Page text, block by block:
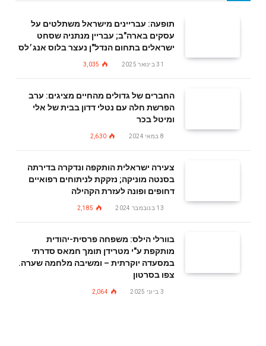
תופעה: עבריינים מישראל משתלטים על
עסקים בארה"ב; עבריין מנתניה שסחט
ישראלים בתחום הנדל"ן נעצר בלוס אנג׳לס
31 בינואר 2025 3,035
החברים של גדולים מהחיים מציגים: ערב
הפרשת חלה עם נטלי דדון בבית של אלי
ומיטל בכר
8 במאי 2024 2,630
צעירה ישראלית הותקפה ונדקרה בדירתה
בסנטה מוניקה; נזקקת לניתוחים רפואיים
דחופים ופונה לעזרת הקהילה
13 בנובמבר 2024 2,185
בוורלי הילס: משפחה פרסית-יהודית
מותקפת ע"י מטרידן תומך חמאס סדרתי
במסעדה יוקרתית – ומשיבה מלחמה שערה.
צפו בסרטון
3 ביוני 2025 2,064